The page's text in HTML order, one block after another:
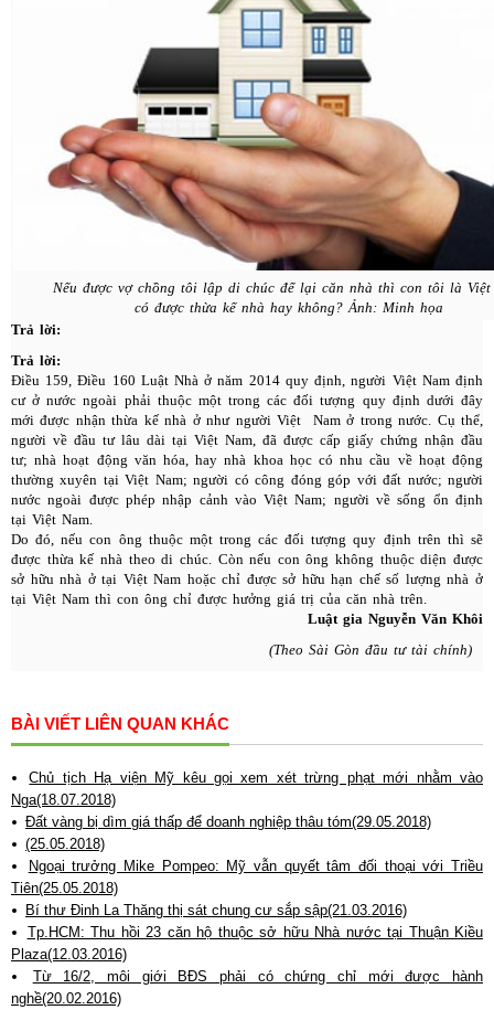
Nếu được vợ chồng tôi lập di chúc để lại căn nhà thì con tôi là Việt
có được thừa kế nhà hay không? Ảnh: Minh họa
Trả lời:
Trả lời:
Điều 159, Điều 160 Luật Nhà ở năm 2014 quy định, người Việt Nam định
cư ở nước ngoài phải thuộc một trong các đối tượng quy định dưới đây
mới được nhận thừa kế nhà ở như người Việt Nam ở trong nước. Cụ thể,
người về đầu tư lâu dài tại Việt Nam, đã được cấp giấy chứng nhận đầu
tư; nhà hoạt động văn hóa, hay nhà khoa học có nhu cầu về hoạt động
thường xuyên tại Việt Nam; người có công đóng góp với đất nước; người
nước ngoài được phép nhập cảnh vào Việt Nam; người về sống ổn định
tại Việt Nam.
Do đó, nếu con ông thuộc một trong các đối tượng quy định trên thì sẽ
được thừa kế nhà theo di chúc. Còn nếu con ông không thuộc diện được
sở hữu nhà ở tại Việt Nam hoặc chỉ được sở hữu hạn chế số lượng nhà ở
tại Việt Nam thì con ông chỉ được hưởng giá trị của căn nhà trên.
Luật gia Nguyễn Văn Khôi
(Theo Sài Gòn đầu tư tài chính)
BÀI VIẾT LIÊN QUAN KHÁC
Chủ tịch Hạ viện Mỹ kêu gọi xem xét trừng phạt mới nhằm vào
Nga(18.07.2018)
Đất vàng bị dìm giá thấp để doanh nghiệp thâu tóm(29.05.2018)
(25.05.2018)
Ngoại trưởng Mike Pompeo: Mỹ vẫn quyết tâm đối thoại với Triều
Tiên(25.05.2018)
Bí thư Đinh La Thăng thị sát chung cư sắp sập(21.03.2016)
Tp.HCM: Thu hồi 23 căn hộ thuộc sở hữu Nhà nước tại Thuận Kiều
Plaza(12.03.2016)
Từ 16/2, môi giới BĐS phải có chứng chỉ mới được hành
nghề(20.02.2016)